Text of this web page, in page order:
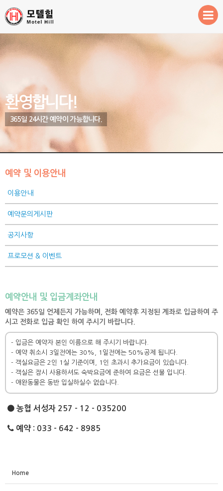
환영합니다!
주변관광지
환영합니다!
365일 24시간 예약이 가능합니다.
예약 및 이용안내
이용안내
예약문의게시판
공지사항
프로모션 & 이벤트
예약안내 및 입금계좌안내
예약은 365일 언제든지 가능하며, 전화 예약후 지정된 계좌로 입금하여 주
시고 전화로 입금 확인 하여 주시기 바랍니다.
- 입금은 예약자 본인 이름으로 해 주시기 바랍니다.
- 예약 취소시 3일전에는 30%, 1일전에는 50%공제 됩니다.
- 객실요금은 2인 1실 기준이며, 1인 초과시 추가요금이 있습니다.
- 객실은 잠시 사용하셔도 숙박요금에 준하여 요금은 선불 입니다.
- 애완동물은 동반 입실하실수 없습니다.
농협 서성자 257 - 12 - 035200
예약 : 033 - 642 - 8985
Home